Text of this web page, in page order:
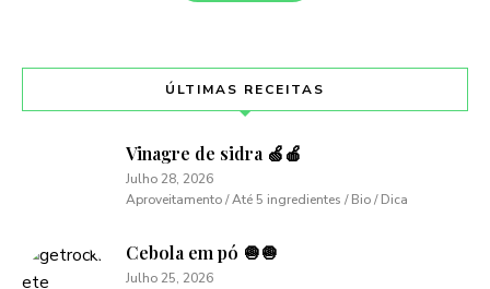
ÚLTIMAS RECEITAS
Vinagre de sidra 🍏🍎
Julho 28, 2026
Aproveitamento / Até 5 ingredientes / Bio / Dica
Cebola em pó 🧅🧅
Julho 25, 2026